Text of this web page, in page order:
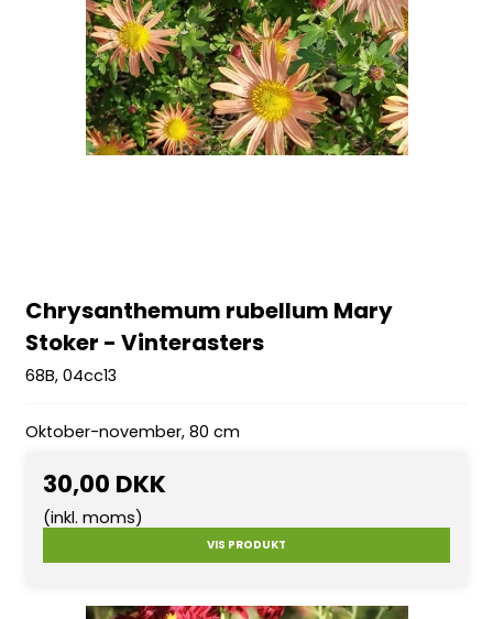
Chrysanthemum rubellum Mary
Stoker - Vinterasters
68B, 04cc13
Oktober-november, 80 cm
30,00 DKK
(inkl. moms)
VIS PRODUKT